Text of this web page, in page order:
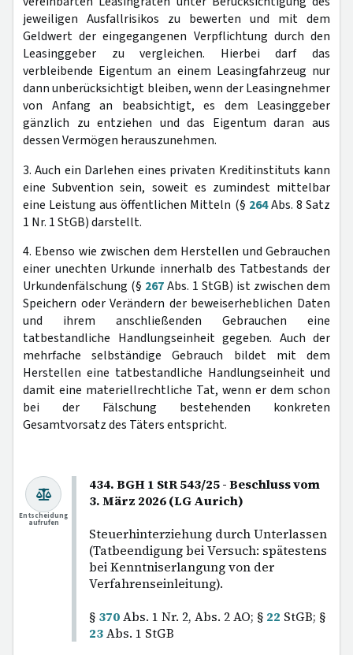
jeweiligen Ausfallrisikos zu bewerten und mit dem
Geldwert der eingegangenen Verpflichtung durch den
Leasinggeber zu vergleichen. Hierbei darf das
verbleibende Eigentum an einem Leasingfahrzeug nur
dann unberücksichtigt bleiben, wenn der Leasingnehmer
von Anfang an beabsichtigt, es dem Leasinggeber
gänzlich zu entziehen und das Eigentum daran aus
dessen Vermögen herauszunehmen.
3. Auch ein Darlehen eines privaten Kreditinstituts kann
eine Subvention sein, soweit es zumindest mittelbar
eine Leistung aus öffentlichen Mitteln (§ 264Abs. 8 Satz
1 Nr. 1 StGB) darstellt.
4. Ebenso wie zwischen dem Herstellen und Gebrauchen
einer unechten Urkunde innerhalb des Tatbestands der
Urkundenfälschung (§ 267Abs. 1 StGB) ist zwischen dem
Speichern oder Verändern der beweiserheblichen Daten
und ihrem anschließenden Gebrauchen eine
tatbestandliche Handlungseinheit gegeben. Auch der
mehrfache selbständige Gebrauch bildet mit dem
Herstellen eine tatbestandliche Handlungseinheit und
damit eine materiellrechtliche Tat, wenn er dem schon
bei der Fälschung bestehenden konkreten
Gesamtvorsatz des Täters entspricht.
434. BGH 1 StR 543/25 - Beschluss vom
3. März 2026 (LG Aurich)
Steuerhinterziehung durch Unterlassen
(Tatbeendigung bei Versuch: spätestens
bei Kenntniserlangung von der
Verfahrenseinleitung).
§ 370Abs. 1 Nr. 2, Abs. 2 AO; § 22 StGB; §
23Abs. 1 StGB
Entscheidung
aufrufen